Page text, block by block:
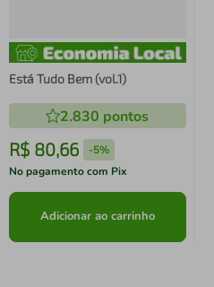
Está Tudo Bem (vol.1)
2.830 pontos
R$ 80,66 -5%
No pagamento com Pix
Adicionar ao carrinho